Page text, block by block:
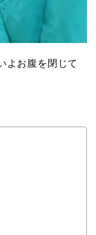
よお腹を閉じて